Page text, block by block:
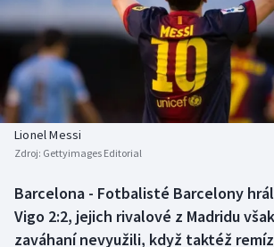
Americký fotbal
Baseball a softbal
Basketbal
Biatlon
Boby a skeleton
NEPŘEHLÉDNĚTE
Soutěže
Historické návraty
Aplikace ČT sport
AZ kvíz
Lionel Messi
Zdroj: Gettyimages Editorial
Barcelona - Fotbalisté Barcelony
Vigo 2:2, jejich rivalové z Madridu
zaváhaní nevyužili, když taktéž